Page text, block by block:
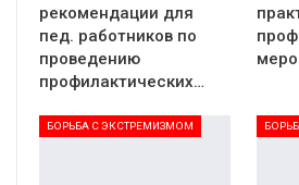
рекомендации для
пед. работников по
проведению
профилактических…
БОРЬБА С ЭКСТРЕМИЗМОМ